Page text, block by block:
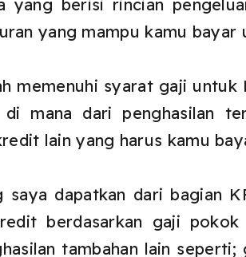
yang berisi rincian
yang mampu kamu bayar
memenuhi syarat gaji
di mana dari penghasilan
lain yang harus kamu
dapatkan dari bagian
berdasarkan gaji
tambahan lain